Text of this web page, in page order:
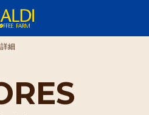
細